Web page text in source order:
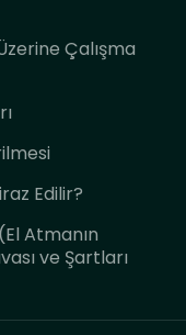
Çalışma
Edilir?
Atmanın
ve Şartları